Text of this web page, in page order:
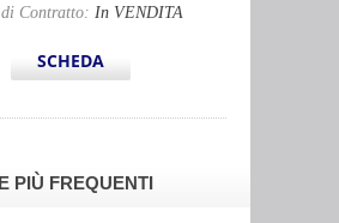
Contratto: In VENDITA
SCHEDA
PIÙ FREQUENTI